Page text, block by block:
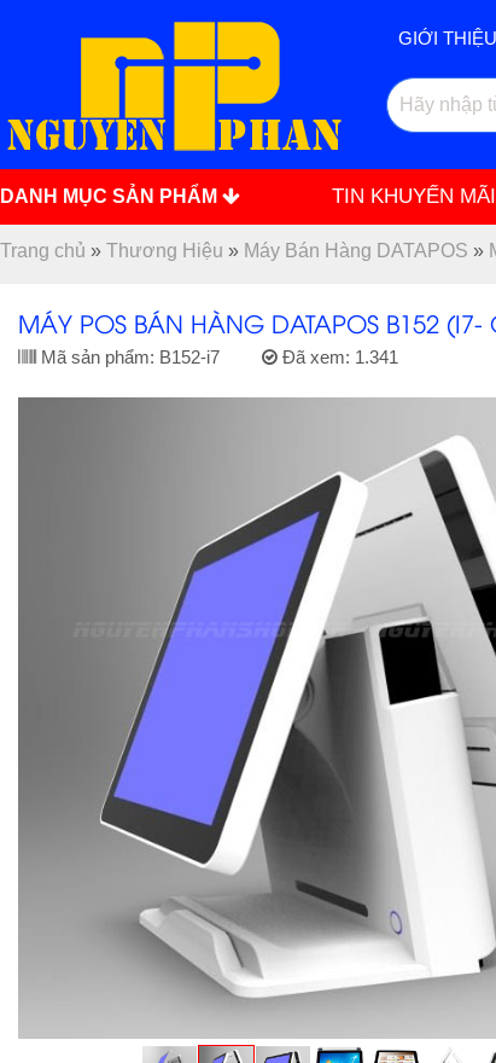
GIỚI THIỆU
DANH MỤC SẢN PHẨM TIN KHUYẾN MÃI
Trang chủ » Thương Hiệu » Máy Bán Hàng DATAPOS »
MÁY POS BÁN HÀNG DATAPOS B152 (I7-
Mã sản phẩm: B152-i7 Đã xem: 1.341